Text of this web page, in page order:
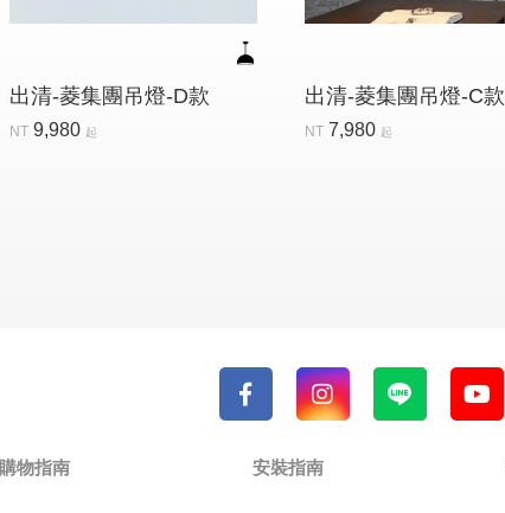
出清-菱集團吊燈-D款
NT 9,980 起
出清-菱集團吊燈-C款
NT7,980 起
購物指南 安裝指南